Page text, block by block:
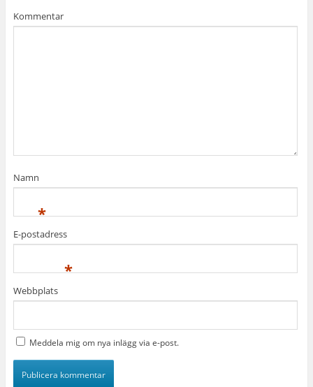
Kommentar
Namn
*
E-postadress
*
Webbplats
Meddela mig om nya inlägg via e-post.